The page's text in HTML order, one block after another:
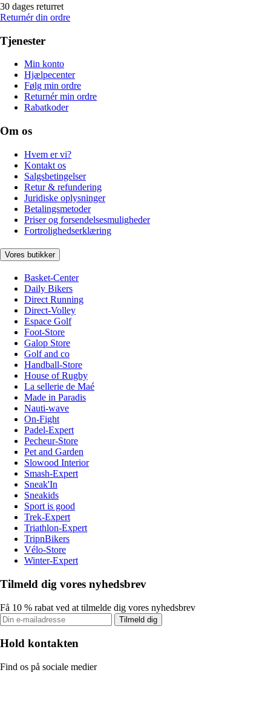
30 dages returret
Returnér din ordre
Tjenester
Min konto
Hjælpecenter
Følg min ordre
Returnér min ordre
Rabatkoder
Om os
Hvem er vi?
Kontakt os
Salgsbetingelser
Retur & refundering
Juridiske oplysninger
Betalingsmetoder
Priser og forsendelsesmuligheder
Fortrolighedserklæring
Vores butikker
Basket-Center
Daily Bikers
Direct Running
Direct-Volley
Espace Golf
Foot-Store
Galop Store
Golf and co
Handball-Store
House of Rugby
La sellerie de Maé
Made in Paradis
Nauti-wave
On-Fight
Padel-Expert
Pecheur-Store
Pet and Garden
Slowood Interior
Smash-Expert
Sneak'In
Sneakids
Sport is good
Trek-Expert
Triathlon-Expert
TripnBikers
Vélo-Store
Winter-Expert
Tilmeld dig vores nyhedsbrev
Få 10 % rabat ved at tilmelde dig vores nyhedsbrev
Tilmeld dig
Hold kontakten
Find os på sociale medier